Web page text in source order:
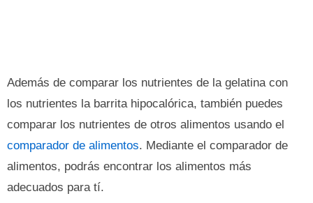
Además de comparar los nutrientes de la gelatina con
los nutrientes la barrita hipocalórica, también puedes
comparar los nutrientes de otros alimentos usando el
comparador de alimentos. Mediante el comparador de
alimentos, podrás encontrar los alimentos más
adecuados para tí.